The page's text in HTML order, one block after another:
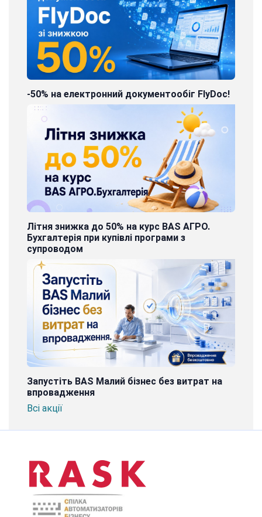
-50% на електронний документообіг FlyDoc!
Літня знижка до 50% на курс BAS АГРО.
Бухгалтерія при купівлі програми з
супроводом
Запустіть BAS Малий бізнес без витрат на
впровадження
Всі акції